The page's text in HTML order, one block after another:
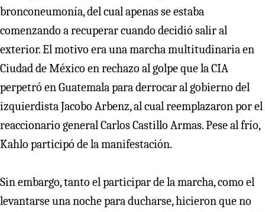
bronconeumonía, del cual apenas se estaba
comenzando a recuperar cuando decidió salir al
exterior. El motivo era una marcha multitudinaria en
Ciudad de México en rechazo al golpe que la CIA
perpetró en Guatemala para derrocar al gobierno del
izquierdista Jacobo Arbenz, al cual reemplazaron por el
reaccionario general Carlos Castillo Armas. Pese al frío,
Kahlo participó de la manifestación.
Sin embargo, tanto el participar de la marcha, como el
levantarse una noche para ducharse, hicieron que no